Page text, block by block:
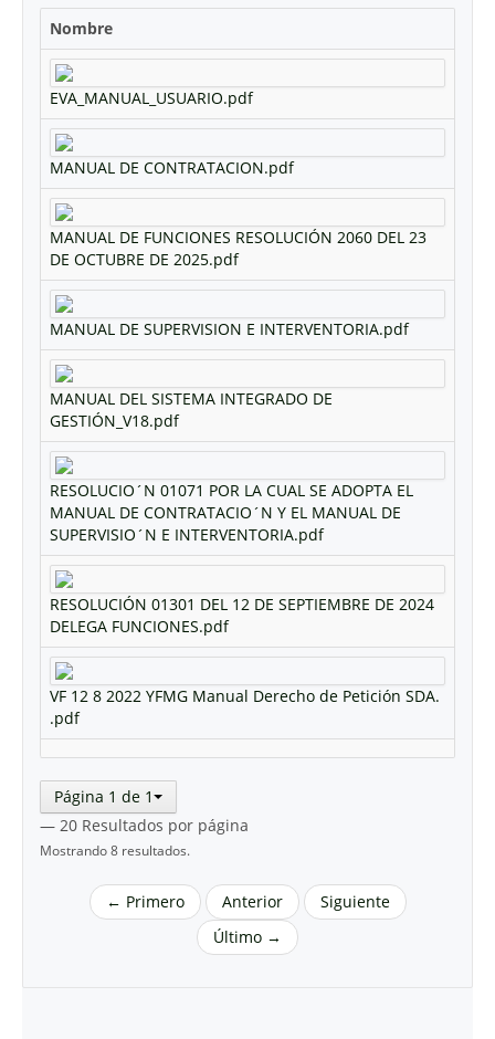
Nombre
EVA_MANUAL_USUARIO.pdf
MANUAL DE CONTRATACION.pdf
MANUAL DE FUNCIONES RESOLUCIÓN 2060 DEL 23
DE OCTUBRE DE 2025.pdf
MANUAL DE SUPERVISION E INTERVENTORIA.pdf
MANUAL DEL SISTEMA INTEGRADO DE
GESTIÓN_V18.pdf
RESOLUCIO´N 01071 POR LA CUAL SE ADOPTA EL
MANUAL DE CONTRATACIO´N Y EL MANUAL DE
SUPERVISIO´N E INTERVENTORIA.pdf
RESOLUCIÓN 01301 DEL 12 DE SEPTIEMBRE DE 2024
DELEGA FUNCIONES.pdf
VF 12 8 2022 YFMG Manual Derecho de Petición SDA.
.pdf
Página 1 de 1
— 20 Resultados por página
Mostrando 8 resultados.
← Primero Anterior
Siguiente
Último →